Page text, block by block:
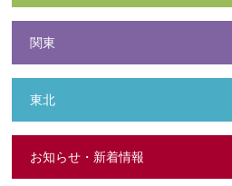
関東
東北
お知らせ・新着情報